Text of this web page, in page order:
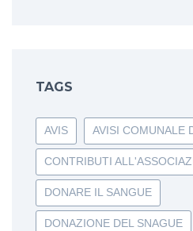
TAGS
AVIS AVISI COMUNALE
CONTRIBUTI
DONARE IL SANGUE
DONAZIONE DEL SNAGUE